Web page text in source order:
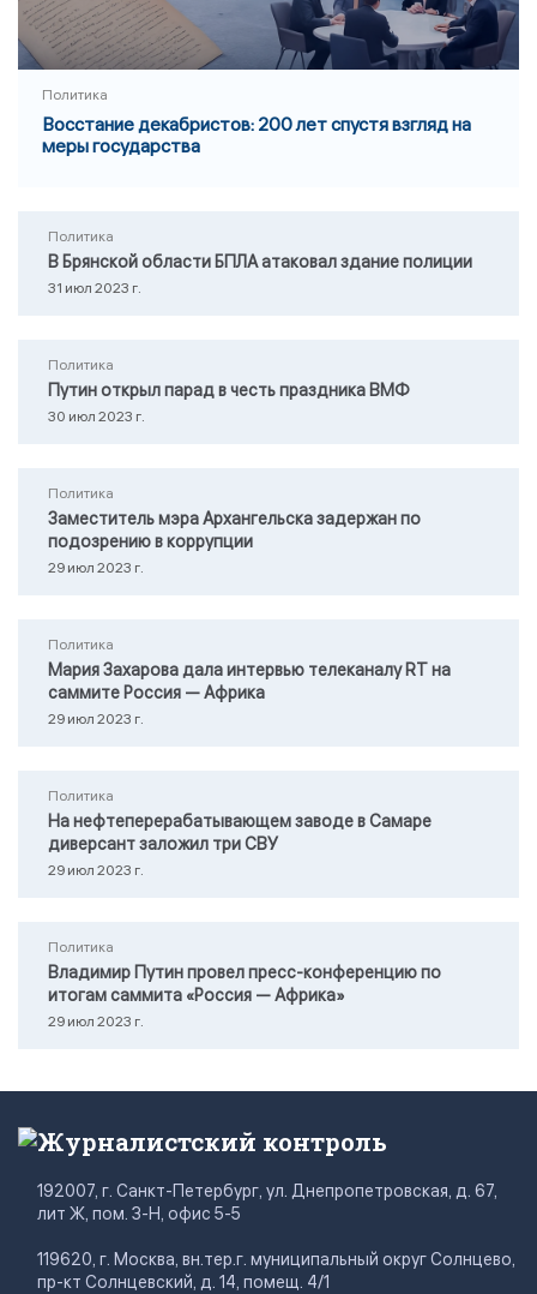
Политика
Восстание декабристов: 200 лет спустя взгляд на
меры государства
Политика
В Брянской области БПЛА атаковал здание полиции
31 июл 2023 г.
Политика
Путин открыл парад в честь праздника ВМФ
30 июл 2023 г.
Политика
Заместитель мэра Архангельска задержан по
подозрению в коррупции
29 июл 2023 г.
Политика
Мария Захарова дала интервью телеканалу RТ на
саммите Россия — Африка
29 июл 2023 г.
Политика
На нефтеперерабатывающем заводе в Самаре
диверсант заложил три СВУ
29 июл 2023 г.
Политика
Владимир Путин провел пресс-конференцию по
итогам саммита «Россия — Африка»
29 июл 2023 г.
Журналистский контроль
192007, г. Санкт-Петербург, ул. Днепропетровская, д. 67,
лит Ж, пом. 3-Н, офис 5-5
119620, г. Москва, вн.тер.г. муниципальный округ Солнцево,
пр-кт Солнцевский, д. 14, помещ. 4/1